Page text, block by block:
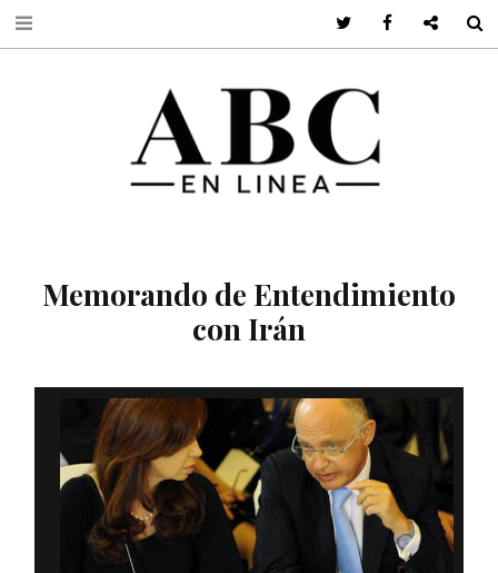
Memorando de Entendimiento
con Irán
Twitter FacebookGoogle +